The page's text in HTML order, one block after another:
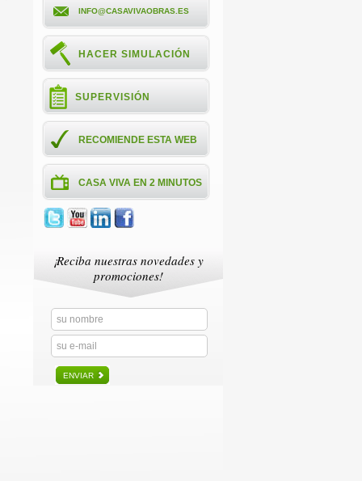
INFO@CASAVIVAOBRAS.ES
HACER SIMULACIÓN
SUPERVISIÓN
RECOMIENDE ESTA WEB
CASA VIVA EN 2 MINUTOS
¡Reciba nuestras novedades y
promociones!
ENVIAR